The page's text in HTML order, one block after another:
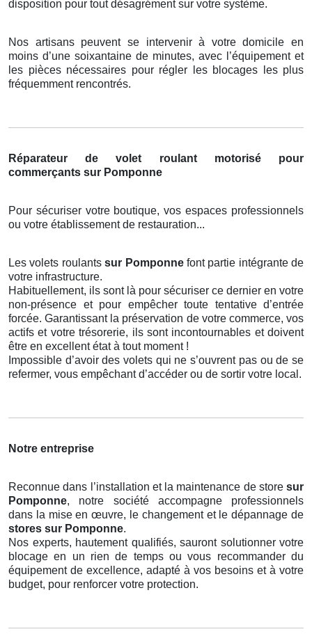
disposition pour tout désagrément sur votre système.
Nos artisans peuvent se intervenir à votre domicile en
moins d’une soixantaine de minutes, avec l’équipement et
les pièces nécessaires pour régler les blocages les plus
fréquemment rencontrés.
Réparateur de volet roulant motorisé pour
commerçants sur Pomponne
Pour sécuriser votre boutique, vos espaces professionnels
ou votre établissement de restauration...
Les volets roulantssur Pomponne font partie intégrante de
votre infrastructure.
Habituellement, ils sont là pour sécuriser ce dernier en votre
non-présence et pour empêcher toute tentative d’entrée
forcée. Garantissant la préservation de votre commerce, vos
actifs et votre trésorerie, ils sont incontournables et doivent
être en excellent état à tout moment !
Impossible d’avoir des volets qui ne s’ouvrent pas ou de se
refermer, vous empêchant d’accéder ou de sortir votre local.
Notre entreprise
Reconnue dans l’installation et la maintenance de store sur
Pomponne, notre société accompagne professionnels
dans la mise en œuvre, le changement et le dépannage de
stores sur Pomponne.
Nos experts, hautement qualifiés, sauront solutionner votre
blocage en un rien de temps ou vous recommander du
équipement de excellence, adapté à vos besoins et à votre
budget, pour renforcer votre protection.